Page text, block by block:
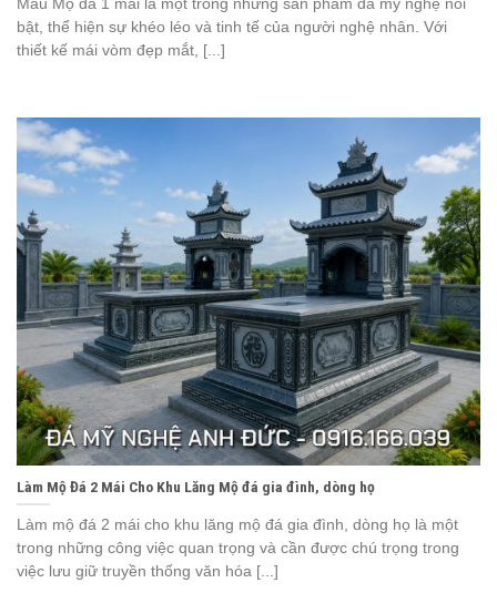
Mẫu Mộ đá 1 mái là một trong những sản phẩm đá mỹ nghệ nổi
bật, thể hiện sự khéo léo và tinh tế của người nghệ nhân. Với
thiết kế mái vòm đẹp mắt, [...]
Làm Mộ Đá 2 Mái Cho Khu Lăng Mộ đá gia đình, dòng họ
Làm mộ đá 2 mái cho khu lăng mộ đá gia đình, dòng họ là một
trong những công việc quan trọng và cần được chú trọng trong
việc lưu giữ truyền thống văn hóa [...]